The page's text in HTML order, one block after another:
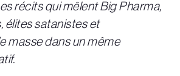
récits qui mêlent Big Pharma,
élites satanistes et
masse dans un même